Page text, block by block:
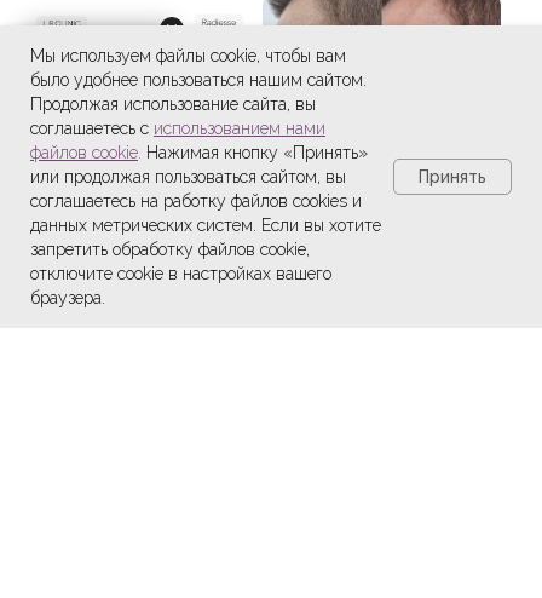
Услуги
Мы используем файлы cookie, чтобы вам
было удобнее пользоваться нашим сайтом.
Продолжая использование сайта, вы
соглашаетесь с использованием нами
файлов cookie Нажимая кнопку «Принять»
или продолжая пользоваться сайтом, вы
соглашаетесь на работку файлов cookies и
данных метрических систем. Если вы хотите
запретить обработку файлов cookie,
отключите cookie в настройках вашего
браузера.
Принять